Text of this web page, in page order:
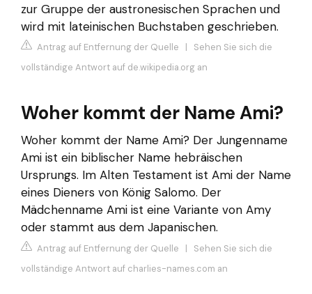
zur Gruppe der austronesischen Sprachen und
wird mit lateinischen Buchstaben geschrieben.
Antrag auf Entfernung der Quelle | Sehen Sie sich die
vollständige Antwort auf de.wikipedia.org an
Woher kommt der Name Ami?
Woher kommt der Name Ami? Der Jungenname
Ami ist ein biblischer Name hebräischen
Ursprungs. Im Alten Testament ist Ami der Name
eines Dieners von König Salomo. Der
Mädchenname Ami ist eine Variante von Amy
oder stammt aus dem Japanischen.
Antrag auf Entfernung der Quelle | Sehen Sie sich die
vollständige Antwort auf charlies-names.com an